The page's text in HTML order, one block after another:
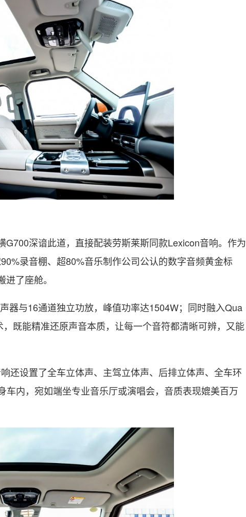
深谙此道，直接配装劳斯莱斯同款Lexicon音响。作为
录音棚、超80%音乐制作公司公认的数字音频黄金标
了座舱。
器与16通道独立功放，峰值功率达1504W；同时融入Qua
既能精准还原声音本质，让每一个音符都清晰可辨，又能
还设置了全车立体声、主驾立体声、后排立体声、全车环
内，宛如端坐专业音乐厅或演唱会，音质表现媲美百万